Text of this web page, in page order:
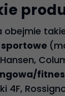
obejmie
4F,